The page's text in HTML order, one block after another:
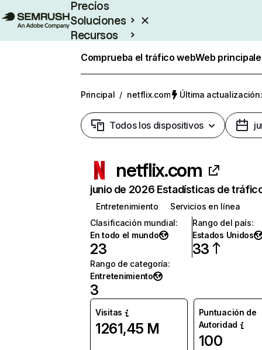
Precios
Soluciones
Recursos
Comprueba el tráfico webWeb
Principal / netflix.com Última
Todos los dispositivos
netflix.com
junio de 2026 Estadísticas de
Entretenimiento
Servicios en línea
Clasificación mundial:
En todo el mundo
23
Rango del país:
Estados Unidos
33
Rango de categoría:
Entretenimiento
3
Visitas
1261,45 M
Puntuación de
Autoridad
100